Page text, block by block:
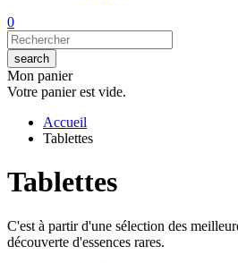
0
Mon panier
Votre panier est vide.
Accueil
Tablettes
Tablettes
C'est à partir d'une sélection des
découverte d'essences rares.